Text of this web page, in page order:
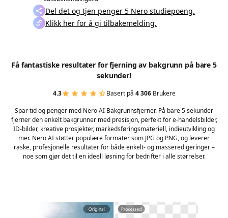
Del det og tjen penger 5 Nero studiepoeng.
Klikk her for å gi tilbakemelding.
Få fantastiske resultater for fjerning av bakgrunn på bare 5
sekunder!
4.3 Basert på 4 306Brukere
Spar tid og penger med Nero AI Bakgrunnsfjerner. På bare 5 sekunder
fjerner den enkelt bakgrunner med presisjon, perfekt for e-handelsbilder,
ID-bilder, kreative prosjekter, markedsføringsmateriell, indieutvikling og
mer. Nero AI støtter populære formater som JPG og PNG, og leverer
raske, profesjonelle resultater for både enkelt- og masseredigeringer –
noe som gjør det til en ideell løsning for bedrifter i alle størrelser.